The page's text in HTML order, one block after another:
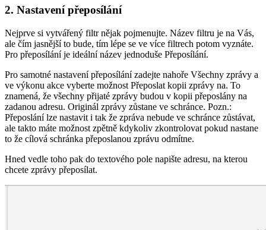
2. Nastavení přeposílání
Nejprve si vytvářený filtr nějak pojmenujte. Název filtru je na Vás,
ale čím jasnější to bude, tím lépe se ve více filtrech potom vyznáte.
Pro přeposílání je ideální název jednoduše Přeposílání.
Pro samotné nastavení přeposílání zadejte nahoře Všechny zprávy a
ve výkonu akce vyberte možnost Přeposlat kopii zprávy na. To
znamená, že všechny přijaté zprávy budou v kopii přeposlány na
zadanou adresu. Originál zprávy zůstane ve schránce. Pozn.:
Přeposlání lze nastavit i tak že zpráva nebude ve schránce zůstávat,
ale takto máte možnost zpětně kdykoliv zkontrolovat pokud nastane
to že cílová schránka přeposlanou zprávu odmítne.
Hned vedle toho pak do textového pole napište adresu, na kterou
chcete zprávy přeposílat.